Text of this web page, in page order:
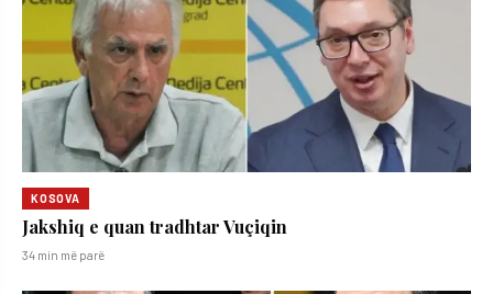
KOSOVA
Jakshiq e quan tradhtar Vuçiqin
34 min më parë